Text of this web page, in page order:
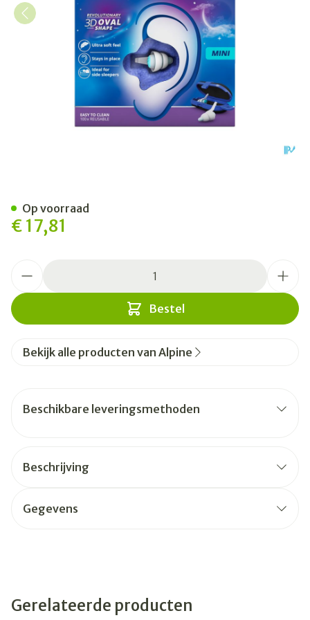
€ 17,81
Bestel
Op voorraad
Bekijk alle producten van Alpine
Beschikbare leveringsmethoden
Beschrijving
Gegevens
Gerelateerde producten